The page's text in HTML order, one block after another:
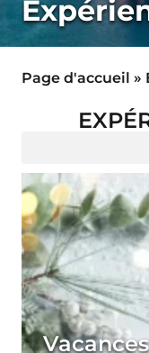
Page d'accueil »
Vacances